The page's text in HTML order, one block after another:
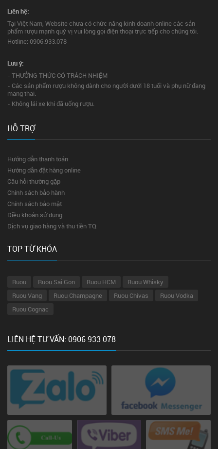
Liên hệ:
Tại Việt Nam, Website chưa có chức năng kinh doanh online các sản
phẩm rượu mạnh quý vị vui lòng gọi điện thoại trực tiếp cho chúng tôi.
Hotline: 0906.933.078
Lưu ý:
- THƯỞNG THỨC CÓ TRÁCH NHIỆM
- Các sản phẩm rượu không dành cho người dưới 18 tuổi và phụ nữ đang
mang thai.
- Không lái xe khi đã uống rượu.
HỖ TRỢ
Hướng dẫn thanh toán
Hướng dẫn đặt hàng online
Câu hỏi thường gặp
Chính sách bảo hành
Chính sách bảo mật
Điều khoản sử dụng
Dịch vụ giao hàng và thu tiền TQ
TOP TỪ KHÓA
Ruou Ruou Sai Gon Ruou HCM
Ruou Whisky
Ruou Vang
Ruou Champagne Ruou Chivas
Ruou Vodka
Ruou Cognac
LIÊN HỆ TƯ VẤN: 0906 933 078